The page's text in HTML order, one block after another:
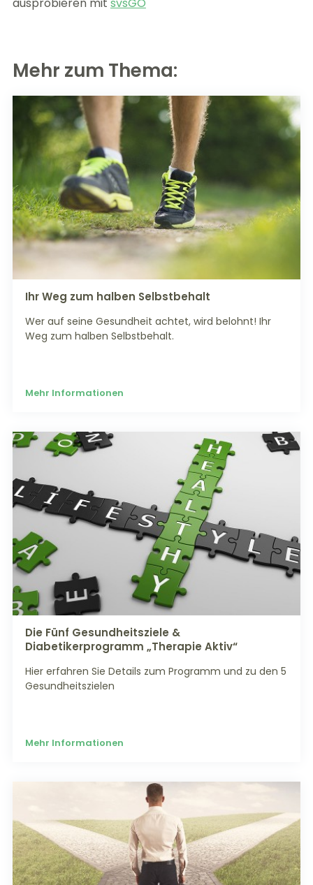
ausprobieren mit svsGO
Mehr zum Thema:
Ihr Weg zum halben Selbstbehalt
Wer auf seine Gesundheit achtet, wird belohnt! Ihr
Weg zum halben Selbstbehalt.
Mehr Informationen
Die Fünf Gesundheitsziele &
Diabetikerprogramm „Therapie Aktiv“
Hier erfahren Sie Details zum Programm und zu den 5
Gesundheitszielen
Mehr Informationen